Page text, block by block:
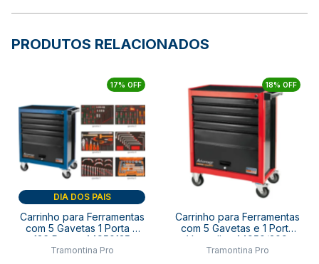
PRODUTOS RELACIONADOS
17% OFF
DIA DOS PAIS
Carrinho para Ferramentas
com 5 Gavetas 1 Porta e
136 Peças 44950135
TRAMONTINA PRO
Tramontina Pro
18% OFF
Carrinho para Ferramentas
com 5 Gavetas e 1 Porta
Vermelho 44950/309
TRAMONTINA PRO
Tramontina Pro